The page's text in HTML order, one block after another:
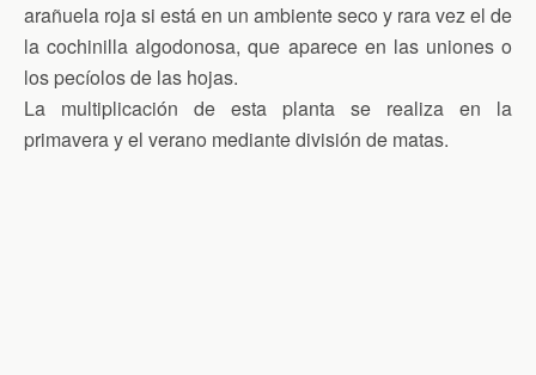
arañuela roja si está en un ambiente seco y rara vez el de
la cochinilla algodonosa, que aparece en las uniones o
los pecíolos de las hojas.
La multiplicación de esta planta se realiza en la
primavera y el verano mediante división de matas.